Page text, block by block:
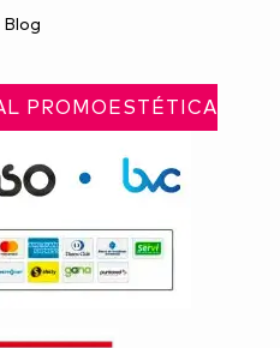
Blog
PROMOESTÉTICA